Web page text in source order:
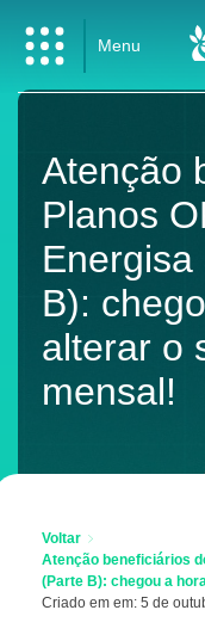
Menu
Atenção
Planos
B):
alterar o
mensal!
Voltar
Atenção beneficiários
(Parte B): chegou a
Criado em em: 5 de